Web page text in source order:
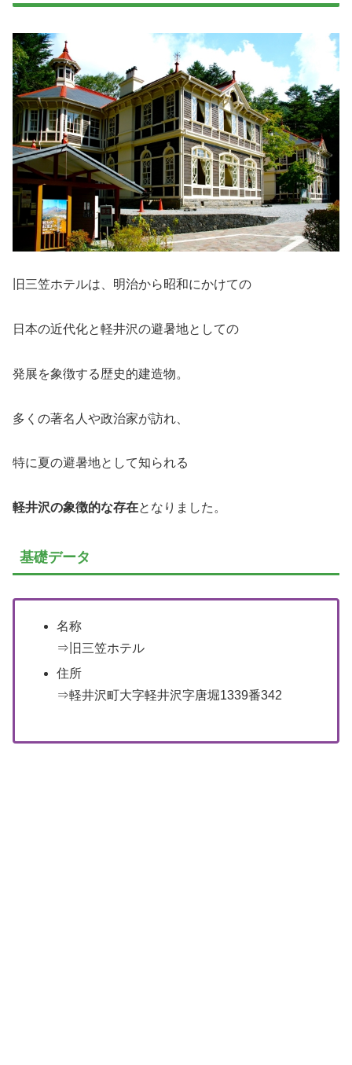
旧三笠ホテルは、明治から昭和にかけての
日本の近代化と軽井沢の避暑地としての
発展を象徴する歴史的建造物。
多くの著名人や政治家が訪れ、
特に夏の避暑地として知られる
軽井沢の象徴的な存在となりました。
基礎データ
名称
⇒旧三笠ホテル
住所
⇒軽井沢町大字軽井沢字唐堀1339番342